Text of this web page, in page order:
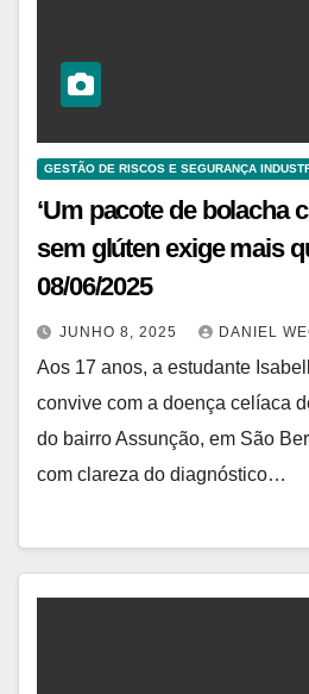
GESTÃO DE RISCOS E SEGURANÇA
‘Um pacote de bolacha
sem glúten exige mais
08/06/2025
JUNHO 8, 2025 DANIEL
Aos 17 anos, a estudante
convive com a doença celíaca
do bairro Assunção, em São
com clareza do diagnóstico…